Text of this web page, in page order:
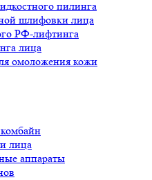
пилинга
шлифовки лица
РФ-лифтинга
лица
омоложения кожи
лица
аппараты